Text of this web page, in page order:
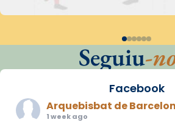
Seguiu-
Facebook
Arquebisbat de
1 week ago